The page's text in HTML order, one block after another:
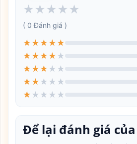
★ ★ ★ ★ ★
( 0 Đánh giá )
★ ★ ★ ★ ★
★ ★ ★ ★ ★
★ ★ ★ ★ ★
★ ★ ★ ★ ★
★ ★ ★ ★ ★
Để lại đánh giá